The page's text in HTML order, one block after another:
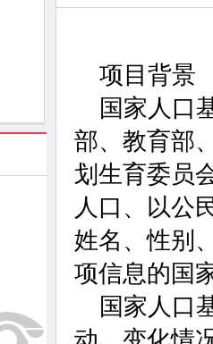
项目背景
国家人口
部、教育部
划生育委员
人口、以公
姓名、性别
项信息的国
国家人口